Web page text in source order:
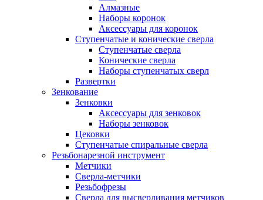
Алмазные
Наборы коронок
Аксессуары для коронок
Ступенчатые и конические сверла
Ступенчатые сверла
Конические сверла
Наборы ступенчатых сверл
Развертки
Зенкование
Зенковки
Аксессуары для зенковок
Наборы зенковок
Цековки
Ступенчатые спиральные сверла
Резьбонарезной инструмент
Метчики
Сверла-метчики
Резьбофрезы
Сверла для высверливания метчиков